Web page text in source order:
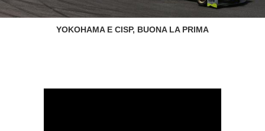
YOKOHAMA E CISP, BUONA LA PRIMA